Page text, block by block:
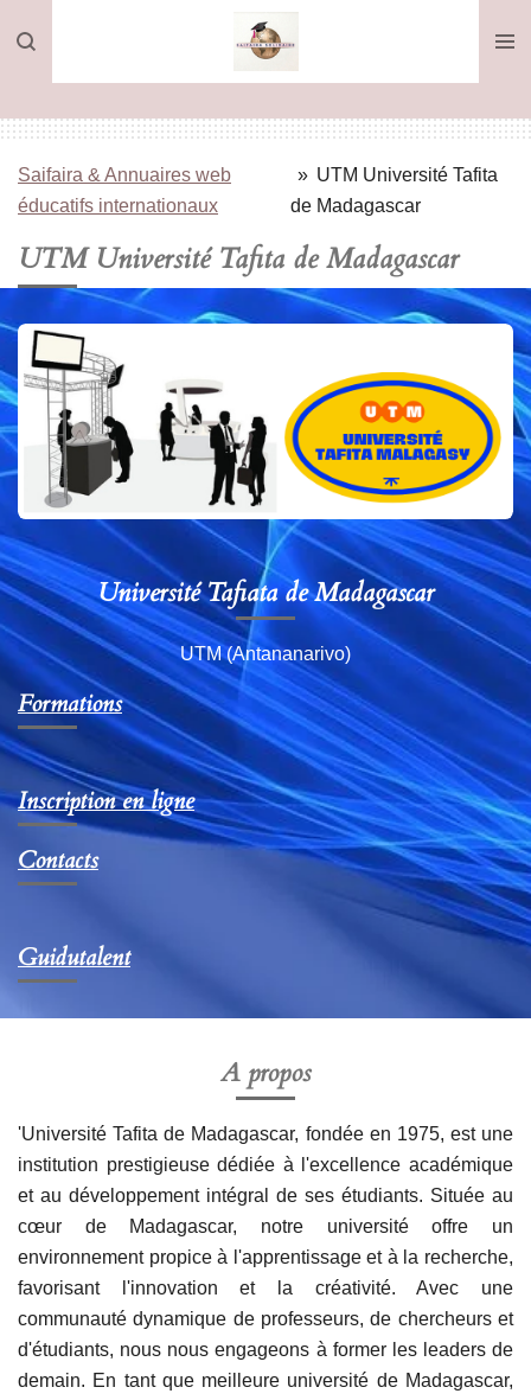
au
contenu
principal
Saifaira & Annuaires web
éducatifs internationaux
» UTM Université Tafita
de Madagascar
UTM Université Tafita de Madagascar
Université Tafiata de Madagascar
UTM (Antananarivo)
Formations
Inscription en ligne
Contacts
Guidutalent
A propos
'Université Tafita de Madagascar, fondée en 1975, est une
institution prestigieuse dédiée à l'excellence académique
et au développement intégral de ses étudiants. Située au
cœur de Madagascar, notre université offre un
environnement propice à l'apprentissage et à la recherche,
favorisant l'innovation et la créativité. Avec une
communauté dynamique de professeurs, de chercheurs et
d'étudiants, nous nous engageons à former les leaders de
demain. En tant que meilleure université de Madagascar,